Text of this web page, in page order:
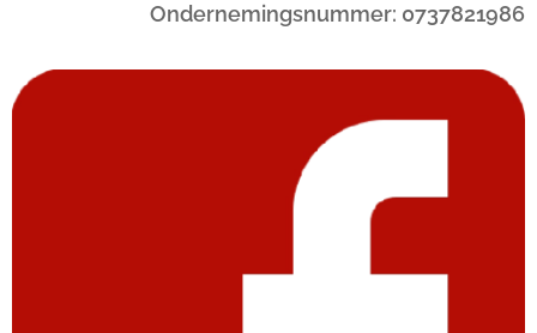
Ondernemingsnummer: 0737821986